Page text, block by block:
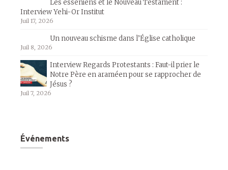
Les esséniens et le Nouveau Testament :
Interview Yehi-Or Institut
Juil 17, 2026
Un nouveau schisme dans l’Église catholique
Juil 8, 2026
Interview Regards Protestants : Faut-il prier le
Notre Père en araméen pour se rapprocher de
Jésus ?
Juil 7, 2026
Événements